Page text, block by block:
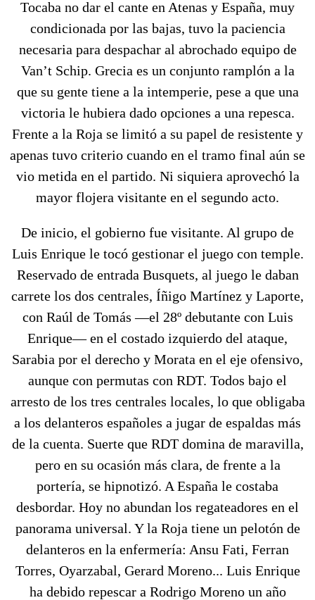
Tocaba no dar el cante en Atenas y España, muy
condicionada por las bajas, tuvo la paciencia
necesaria para despachar al abrochado equipo de
Van’t Schip. Grecia es un conjunto ramplón a la
que su gente tiene a la intemperie, pese a que una
victoria le hubiera dado opciones a una repesca.
Frente a la Roja se limitó a su papel de resistente y
apenas tuvo criterio cuando en el tramo final aún se
vio metida en el partido. Ni siquiera aprovechó la
mayor flojera visitante en el segundo acto.
De inicio, el gobierno fue visitante. Al grupo de
Luis Enrique le tocó gestionar el juego con temple.
Reservado de entrada Busquets, al juego le daban
carrete los dos centrales, Íñigo Martínez y Laporte,
con Raúl de Tomás —el 28º debutante con Luis
Enrique— en el costado izquierdo del ataque,
Sarabia por el derecho y Morata en el eje ofensivo,
aunque con permutas con RDT. Todos bajo el
arresto de los tres centrales locales, lo que obligaba
a los delanteros españoles a jugar de espaldas más
de la cuenta. Suerte que RDT domina de maravilla,
pero en su ocasión más clara, de frente a la
portería, se hipnotizó. A España le costaba
desbordar. Hoy no abundan los regateadores en el
panorama universal. Y la Roja tiene un pelotón de
delanteros en la enfermería: Ansu Fati, Ferran
Torres, Oyarzabal, Gerard Moreno... Luis Enrique
ha debido repescar a Rodrigo Moreno un año